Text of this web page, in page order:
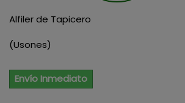
Alfiler de Tapicero
(Usones)
Envío Inmediato